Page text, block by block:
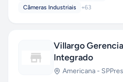
Câmeras Industriais
+63
Villargo
Integrado
Americana - SP